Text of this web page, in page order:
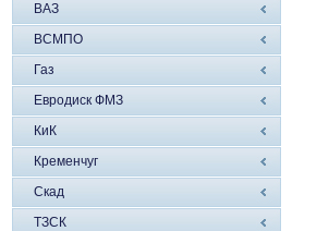
ВАЗ
ВСМПО
Газ
Евродиск ФМЗ
КиК
Кременчуг
Скад
ТЗСК